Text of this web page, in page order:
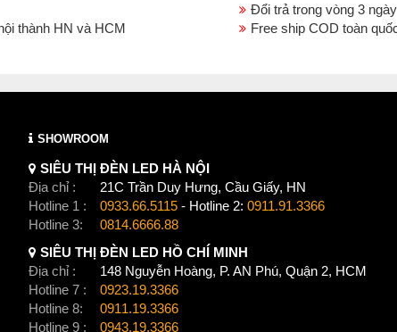
Đổi trả trong vòng 3 ngày
thành HN và HCM
Free ship COD toàn
SHOWROOM
SIÊU THỊ ĐÈN LED HÀ NỘI
Địa chỉ :
21C Trần Duy Hưng, Cầu Giấy, HN
Hotline 1 :
0933.66.5115 - Hotline 2: 0911.91.3366
Hotline 3:
0814.6666.88
SIÊU THỊ ĐÈN LED HỒ CHÍ MINH
Địa chỉ :
148 Nguyễn Hoàng, P. AN Phú, Quận 2, HCM
Hotline 7 :
0923.19.3366
Hotline 8:
0911.19.3366
Hotline 9 :
0943.19.3366